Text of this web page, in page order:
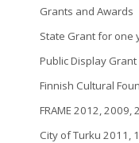
Grants and Awards
State Grant for one
Public Display
Finnish Cultural
FRAME 2012,
City of Turku 2011,